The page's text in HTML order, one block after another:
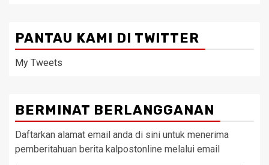
PANTAU KAMI DI TWITTER
My Tweets
BERMINAT BERLANGGANAN
Daftarkan alamat email anda di sini untuk menerima
pemberitahuan berita kalpostonline melalui email